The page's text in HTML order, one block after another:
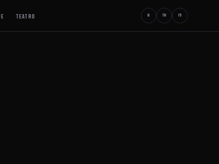
TEATRO IG TW FB